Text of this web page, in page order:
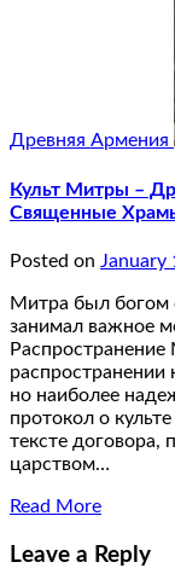
Древняя Армения
Культ Митры –
Священные
Posted on January
Митра был богом
занимал важное
но наиболее
протокол о
тексте
царством…
Read More
Leave a Reply